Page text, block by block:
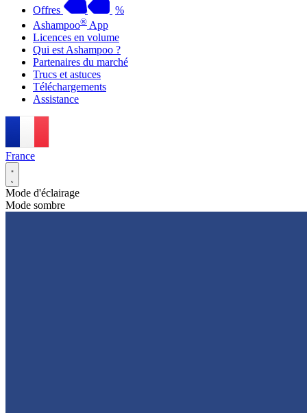
Offres
%
Ashampoo® App
Licences en volume
Qui est Ashampoo ?
Partenaires du marché
Trucs et astuces
Téléchargements
Assistance
France
Mode d'éclairage
Mode sombre